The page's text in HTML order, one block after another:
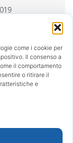
come i cookie per
Il consenso a
il comportamento
o ritirare il
e
dello
di
può
o problemi
grandi
una